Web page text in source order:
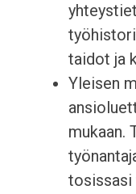
taidot ja
Yleisen
mukaan.
tosissasi